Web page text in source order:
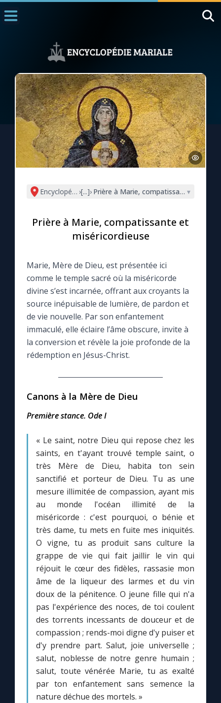
1000 Raisons de Croire
L'actualité de la semaine
La chaîne Youtube
La newsletter
La vidéo de la semaine
Le magazine
Le site internet
Questions-réponses
L'Évangile chaque jour
Les premiers samedis du mois
Marie qui défait les nœuds
Me consacrer à Jésus par Marie
Mes intentions de prière
Une Minute avec Marie
Une neuvaine
À la une
1000 Raisons de Croire
Chapelet pour le monde
Contact
Encyclopédie mariale
›[...]› Prière à Marie, compatissante et
▾
Prière à Marie, compatissante et
miséricordieuse
Marie, Mère de Dieu, est présentée ici
comme le temple sacré où la miséricorde
divine s’est incarnée, offrant aux croyants la
source inépuisable de lumière, de pardon et
de vie nouvelle. Par son enfantement
immaculé, elle éclaire l’âme obscure, invite à
la conversion et révèle la joie profonde de la
rédemption en Jésus-Christ.
Canons à la Mère de Dieu
Première stance. Ode I
« Le saint, notre Dieu qui repose chez les
saints, en t'ayant trouvé temple saint, o
très Mère de Dieu, habita ton sein
sanctifié et porteur de Dieu. Tu as une
mesure illimitée de compassion, ayant mis
au monde l'océan illimité de la
miséricorde : c'est pourquoi, o bénie et
très dame, tu mets en fuite mes iniquités.
O vigne, tu as produit sans culture la
grappe de vie qui fait jaillir le vin qui
réjouit le cœur des fidèles, rassasie mon
âme de la liqueur des larmes et du vin
doux de la pénitence. O jeune fille qui n'a
pas l'expérience des noces, de toi coulent
des torrents incessants de douceur et de
compassion ; rends-moi digne d'y puiser et
d'y prendre part. Salut, joie universelle ;
salut, noblesse de notre genre humain ;
salut, toute vénérée Marie, tu as exalté
par ton enfantement sans semence la
nature déchue des mortels. »